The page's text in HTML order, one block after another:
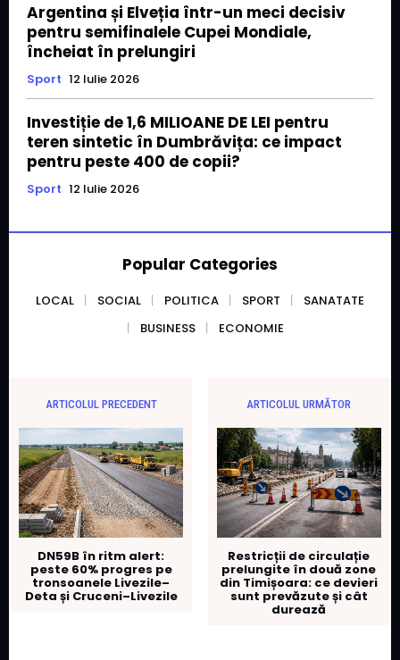
Argentina și Elveția într-un meci decisiv
pentru semifinalele Cupei Mondiale,
încheiat în prelungiri
Sport 12 Iulie 2026
Investiție de 1,6 MILIOANE DE LEI pentru
teren sintetic în Dumbrăvița: ce impact
pentru peste 400 de copii?
Sport 12 Iulie 2026
Popular Categories
LOCAL SOCIAL POLITICA SPORT
SANATATE
BUSINESS
ECONOMIE
ARTICOLUL PRECEDENT
DN59B în ritm alert:
peste 60% progres pe
tronsoanele Livezile–
Deta și Cruceni–Livezile
ARTICOLUL URMĂTOR
Restricții de circulație
prelungite în două zone
din Timișoara: ce devieri
sunt prevăzute și cât
durează